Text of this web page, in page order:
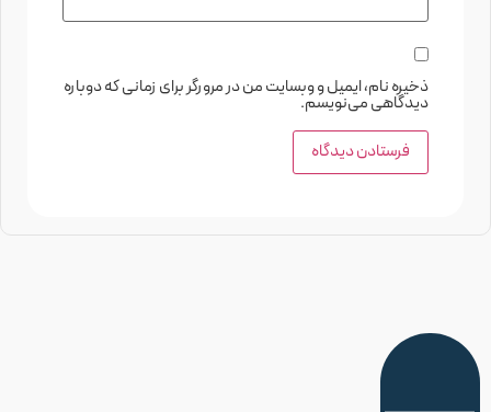
ذخیره نام، ایمیل و وبسایت من در مرورگر برای زمانی که دوباره
دیدگاهی می‌نویسم.